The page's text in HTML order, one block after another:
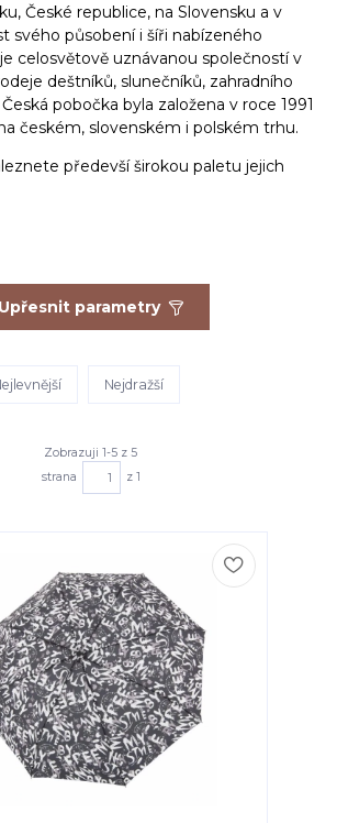
České republice, na Slovensku a v
svého působení i šíři nabízeného
celosvětově uznávanou společností v
deštníků, slunečníků, zahradního
pobočka byla založena v roce 1991
českém, slovenském i polském trhu.
předevší širokou paletu jejich
Upřesnit parametry
Nejdražší
Zobrazuji 1-5 z 5
strana
z 1